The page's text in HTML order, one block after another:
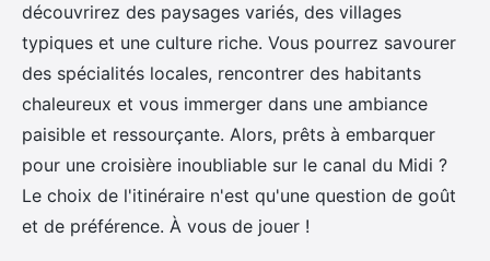
découvrirez des paysages variés, des villages
typiques et une culture riche. Vous pourrez savourer
des spécialités locales, rencontrer des habitants
chaleureux et vous immerger dans une ambiance
paisible et ressourçante. Alors, prêts à embarquer
pour une croisière inoubliable sur le canal du Midi ?
Le choix de l'itinéraire n'est qu'une question de goût
et de préférence. À vous de jouer !